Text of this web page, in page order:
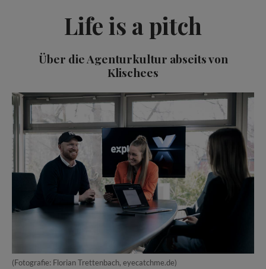
Life is a pitch
Über die Agenturkultur abseits von
Klischees
(Fotografie: Florian Trettenbach, eyecatchme.de)